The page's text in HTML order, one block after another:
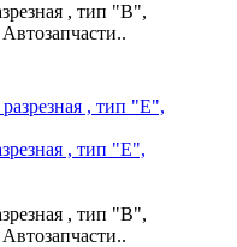
, тип "В",
, тип "Е",
, тип "В",